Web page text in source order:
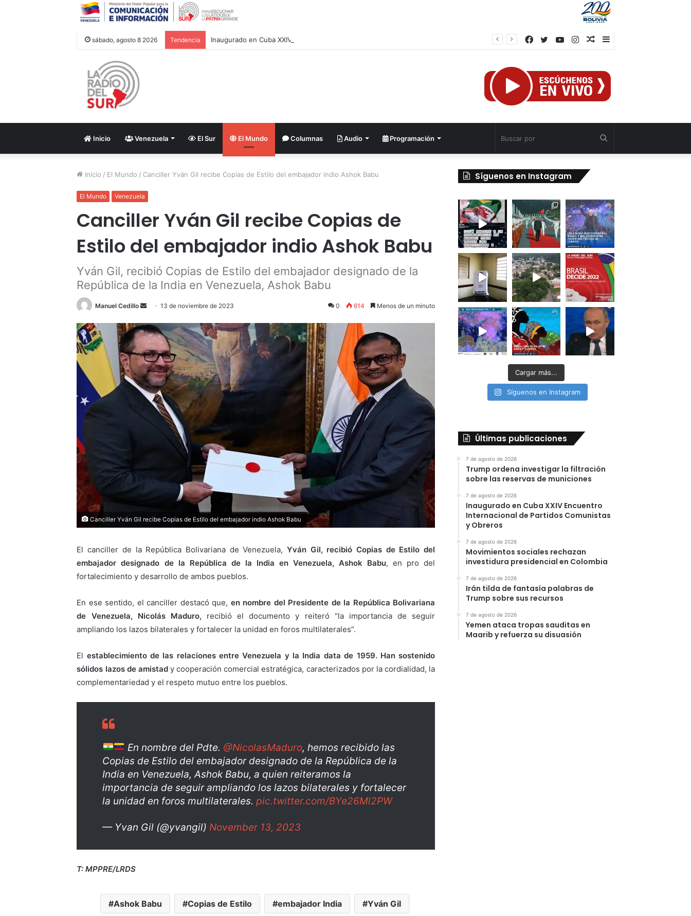
sábado, agosto 8 2026 Tendencia Inaugurado en Cuba XXIV Encuentro Internacional de Partidos Comunistas y Obreros
Barra
Publicación
azar
Instagram
YouTube
Twitter
Facebook
Inicio Venezuela El Sur El Mundo Columnas Audio Programación
Inicio / El Mundo / Canciller Yván Gil recibe Copias de Estilo del embajador indio Ashok Babu
El Mundo Venezuela
Canciller Yván Gil recibe Copias de
Estilo del embajador indio Ashok Babu
Yván Gil, recibió Copias de Estilo del embajador designado de la
República de la India en Venezuela, Ashok Babu
Manuel Cedillo
Send
email
13 de noviembre de 2023 0 614 Menos de un minuto
Canciller Yván Gil recibe Copias de Estilo del embajador indio Ashok Babu
El canciller de la República Bolivariana de Venezuela, Yván Gil, recibió Copias de Estilo del
embajador designado de la República de la India en Venezuela, Ashok Babu, en pro del
fortalecimiento y desarrollo de ambos pueblos.
En ese sentido, el canciller destacó que, en nombre del Presidente de la República Bolivariana
de Venezuela, Nicolás Maduro, recibió el documento y reiteró “la importancia de seguir
ampliando los lazos bilaterales y fortalecer la unidad en foros multilaterales”.
El establecimiento de las relaciones entre Venezuela y la India data de 1959. Han sostenido
sólidos lazos de amistady cooperación comercial estratégica, caracterizados por la cordialidad, la
complementariedad y el respeto mutuo entre los pueblos.
En nombre del Pdte. @NicolasMaduro, hemos recibido las
Copias de Estilo del embajador designado de la República de la
India en Venezuela, Ashok Babu, a quien reiteramos la
importancia de seguir ampliando los lazos bilaterales y fortalecer
la unidad en foros multilaterales.pic.twitter.com/BYe26Ml2PW
— Yvan Gil (@yvangil) November 13, 2023
T: MPPRE/LRDS
Ashok Babu Copias de Estilo embajador India Yván Gil
Síguenos en Instagram
Cargar más...
Síguenos en Instagram
Últimas publicaciones
7 de agosto de 2026
Trump ordena investigar la filtración
sobre las reservas de municiones
7 de agosto de 2026
Inaugurado en Cuba XXIV Encuentro
Internacional de Partidos Comunistas
y Obreros
7 de agosto de 2026
Movimientos sociales rechazan
investidura presidencial en Colombia
7 de agosto de 2026
Irán tilda de fantasía palabras de
Trump sobre sus recursos
7 de agosto de 2026
Yemen ataca tropas sauditas en
Maarib y refuerza su disuasión